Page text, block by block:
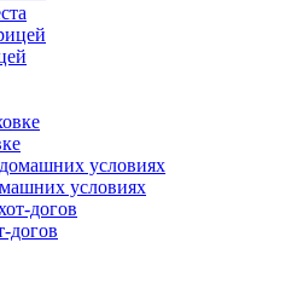
условиях
догов